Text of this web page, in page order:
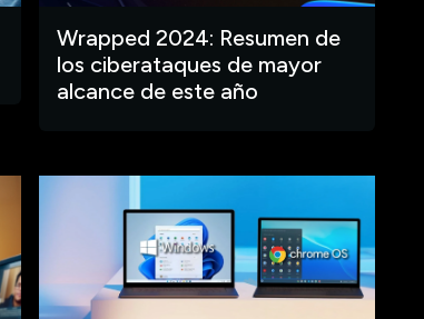
Wrapped 2024: Resumen de
los ciberataques de mayor
alcance de este año